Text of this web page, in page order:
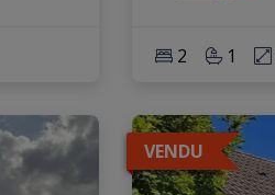
2 1
VENDU